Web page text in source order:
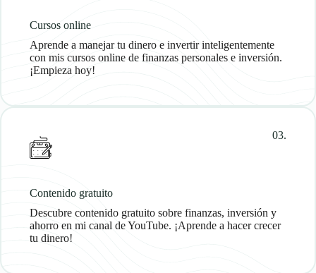
Cursos online
Aprende a manejar tu dinero e invertir inteligentemente
con mis cursos online de finanzas personales e inversión.
¡Empieza hoy!
03.
Contenido gratuito
Descubre contenido gratuito sobre finanzas, inversión y
ahorro en mi canal de YouTube. ¡Aprende a hacer crecer
tu dinero!